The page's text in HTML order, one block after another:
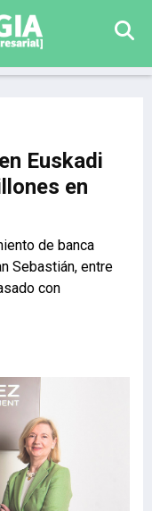
Euskadi
en
de banca
Sebastián, entre
con